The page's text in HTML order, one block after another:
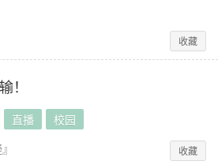
收藏
！
直播 校园
』 收藏